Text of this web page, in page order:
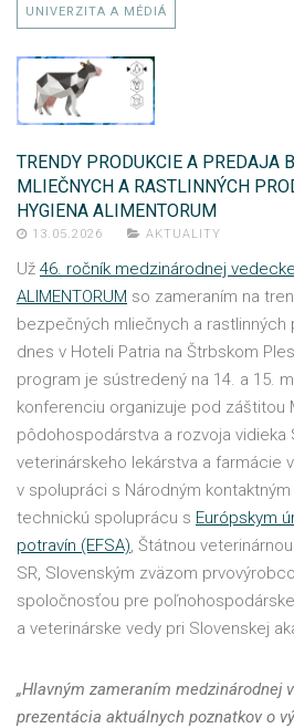
UNIVERZITA A MÉDIÁ
TRENDY PRODUKCIE A PREDAJA
MLIEČNYCH A RASTLINNÝCH
HYGIENA ALIMENTORUM
13.05.2026 AKTUALITY
Už 46. ročník medzinárodnej
ALIMENTORUM so zameraním na
bezpečných mliečnych a rastlinných
dnes v Hoteli Patria na Štrbskom
program je sústredený na 14. a 15.
konferenciu organizuje pod záštitou
pôdohospodárstva a rozvoja vidieka
veterinárskeho lekárstva a farmácie
v spolupráci s Národným
technickú spoluprácu s Európskym
potravín (EFSA) , Štátnou
SR, Slovenským zväzom
spoločnosťou pre
a veterinárske vedy pri Slovenskej
„Hlavným zameraním medzinárodnej
prezentácia aktuálnych poznatkov o